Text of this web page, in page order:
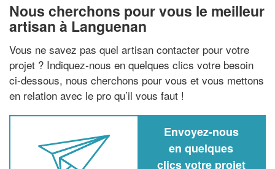
Nous cherchons pour vous le meilleur
artisan à Languenan
Vous ne savez pas quel artisan contacter pour votre
projet ? Indiquez-nous en quelques clics votre besoin
ci-dessous, nous cherchons pour vous et vous mettons
en relation avec le pro qu’il vous faut !
Envoyez-nous
en quelques
clics votre projet